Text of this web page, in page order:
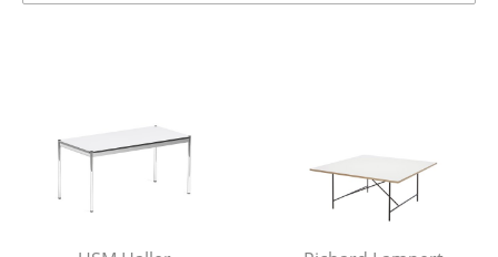
Bureaux & Secrétaires
Secrétaires & Tables PC
Tables de conférence et Pupitres